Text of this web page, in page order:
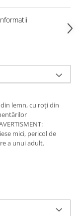
lemn, cu roți din
mici, pericol de
a unui adult.